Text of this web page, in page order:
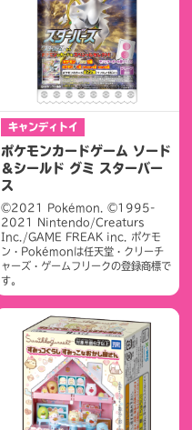
キャンディトイ
ポケモンカードゲーム ソード
＆シールド グミ スターバー
ス
©2021 Pokémon. ©1995-
2021 Nintendo/Creaturs
Inc./GAME FREAK inc. ポケモ
ン・Pokémonは任天堂・クリーチ
ャーズ・ゲームフリークの登録商標で
す。